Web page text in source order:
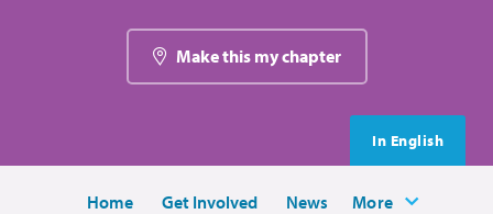
Make this my chapter
In English
Home Get Involved News More